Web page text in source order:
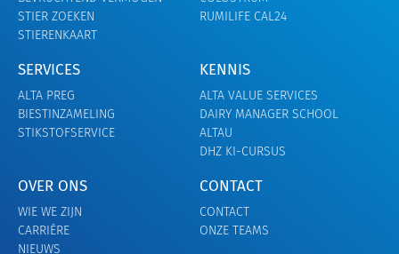
STIER ZOEKEN
STIERENKAART
RUMILIFE CAL24
SERVICES
ALTA PREG
BIESTINZAMELING
STIKSTOFSERVICE
KENNIS
ALTA VALUE SERVICES
DAIRY MANAGER SCHOOL
ALTAU
DHZ KI-CURSUS
OVER ONS
WIE WE ZIJN
CARRIÈRE
NIEUWS
CONTACT
CONTACT
ONZE TEAMS